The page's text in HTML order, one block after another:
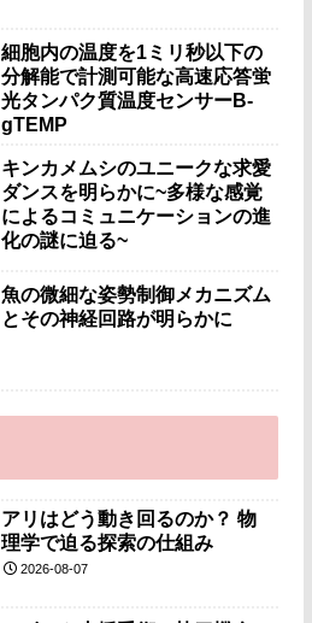
細胞内の温度を1ミリ秒以下の
分解能で計測可能な高速応答蛍
光タンパク質温度センサーB-
gTEMP
キンカメムシのユニークな求愛
ダンスを明らかに~多様な感覚
によるコミュニケーションの進
化の謎に迫る~
魚の微細な姿勢制御メカニズム
とその神経回路が明らかに
アリはどう動き回るのか？ 物
理学で迫る探索の仕組み
2026-08-07